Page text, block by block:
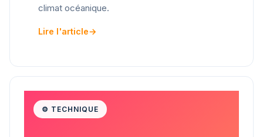
climat océanique.
Lire l'article→
⚙️ TECHNIQUE